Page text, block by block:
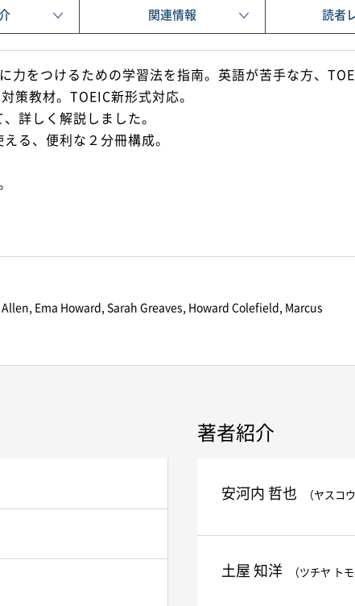
関連情報 読者
力をつけるための学習法を指南。英語が苦手な方、
策教材。TOEIC新形式対応。
詳しく解説しました。
る、便利な２分冊構成。
Ema Howard, Sarah Greaves, Howard Colefield, Marcus
著者紹介
安河内 哲也 （ヤスコ
土屋 知洋 （ツチヤ トモ